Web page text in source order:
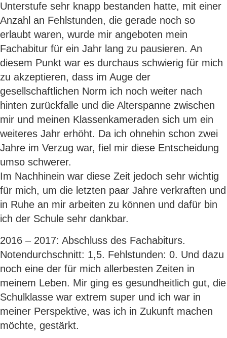
Unterstufe sehr knapp bestanden hatte, mit einer
Anzahl an Fehlstunden, die gerade noch so
erlaubt waren, wurde mir angeboten mein
Fachabitur für ein Jahr lang zu pausieren. An
diesem Punkt war es durchaus schwierig für mich
zu akzeptieren, dass im Auge der
gesellschaftlichen Norm ich noch weiter nach
hinten zurückfalle und die Alterspanne zwischen
mir und meinen Klassenkameraden sich um ein
weiteres Jahr erhöht. Da ich ohnehin schon zwei
Jahre im Verzug war, fiel mir diese Entscheidung
umso schwerer.
Im Nachhinein war diese Zeit jedoch sehr wichtig
für mich, um die letzten paar Jahre verkraften und
in Ruhe an mir arbeiten zu können und dafür bin
ich der Schule sehr dankbar.
2016 – 2017: Abschluss des Fachabiturs.
Notendurchschnitt: 1,5. Fehlstunden: 0. Und dazu
noch eine der für mich allerbesten Zeiten in
meinem Leben. Mir ging es gesundheitlich gut, die
Schulklasse war extrem super und ich war in
meiner Perspektive, was ich in Zukunft machen
möchte, gestärkt.